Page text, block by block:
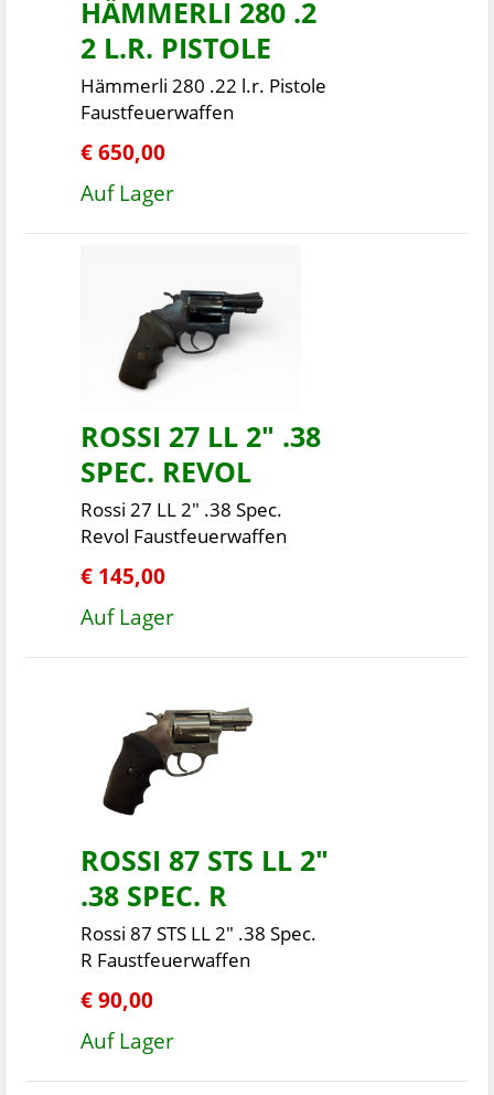
HÄMMERLI 280 .2
2 L.R. PISTOLE
Hämmerli 280 .22 l.r. Pistole
Faustfeuerwaffen
€ 650,00
Auf Lager
ROSSI 27 LL 2" .38
SPEC. REVOL
Rossi 27 LL 2" .38 Spec.
Revol Faustfeuerwaffen
€ 145,00
Auf Lager
ROSSI 87 STS LL 2"
.38 SPEC. R
Rossi 87 STS LL 2" .38 Spec.
R Faustfeuerwaffen
€ 90,00
Auf Lager